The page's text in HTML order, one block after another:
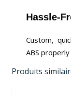
Hassle-
Custom,
ABS
Produits